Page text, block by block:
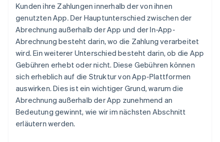
Kunden ihre Zahlungen innerhalb der von ihnen
genutzten App. Der Hauptunterschied zwischen der
Abrechnung außerhalb der App und der In-App-
Abrechnung besteht darin, wo die Zahlung verarbeitet
wird. Ein weiterer Unterschied besteht darin, ob die App
Gebühren erhebt oder nicht. Diese Gebühren können
sich erheblich auf die Struktur von App-Plattformen
auswirken. Dies ist ein wichtiger Grund, warum die
Abrechnung außerhalb der App zunehmend an
Bedeutung gewinnt, wie wir im nächsten Abschnitt
erläutern werden.